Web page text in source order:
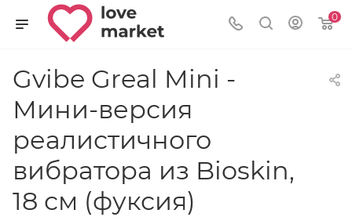
0
Gvibe Greal Mini -
Мини-версия
реалистичного
вибратора из Bioskin,
18 см (фуксия)